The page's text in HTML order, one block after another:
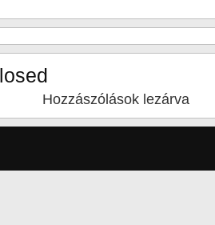
Hozzászólások lezárva